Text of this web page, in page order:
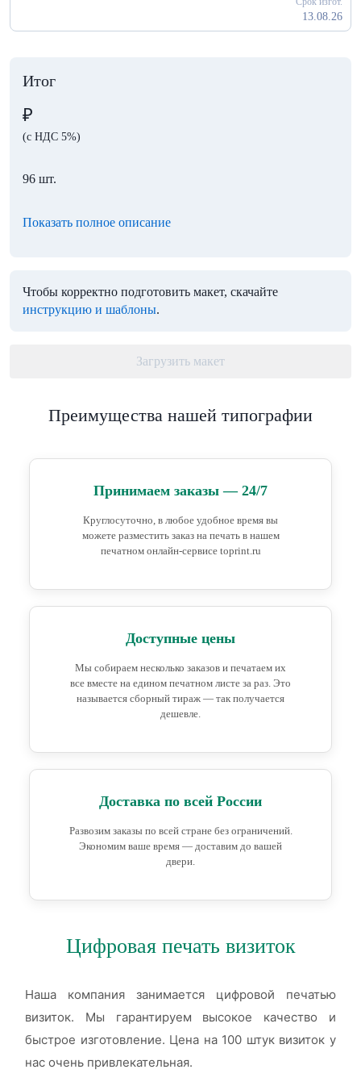
13.08.26
Итог
₽
(с НДС 5%)
96 шт.
Показать полное описание
Чтобы корректно подготовить макет, скачайте
инструкцию и шаблоны.
Загрузить макет
Преимущества нашей типографии
Принимаем заказы — 24/7
Круглосуточно, в любое удобное время вы
можете разместить заказ на печать в нашем
печатном онлайн-сервисе toprint.ru
Доступные цены
Мы собираем несколько заказов и печатаем их
все вместе на едином печатном листе за раз. Это
называется сборный тираж — так получается
дешевле.
Доставка по всей России
Развозим заказы по всей стране без ограничений.
Экономим ваше время — доставим до вашей
двери.
Цифровая печать визиток
Наша компания занимается цифровой печатью
визиток. Мы гарантируем высокое качество и
быстрое изготовление. Цена на 100 штук визиток у
нас очень привлекательная.